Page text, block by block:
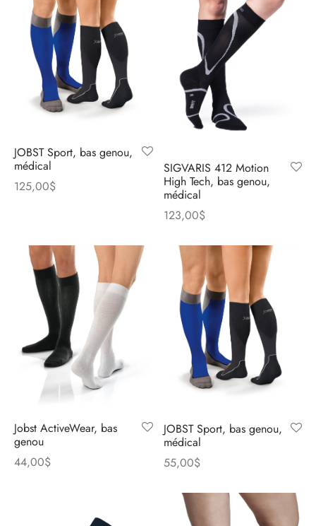
JOBST Sport, bas genou,
médical
125,00$
SIGVARIS 412 Motion
High Tech, bas genou,
médical
123,00$
Jobst ActiveWear, bas
genou
44,00$
JOBST Sport, bas genou,
médical
55,00$